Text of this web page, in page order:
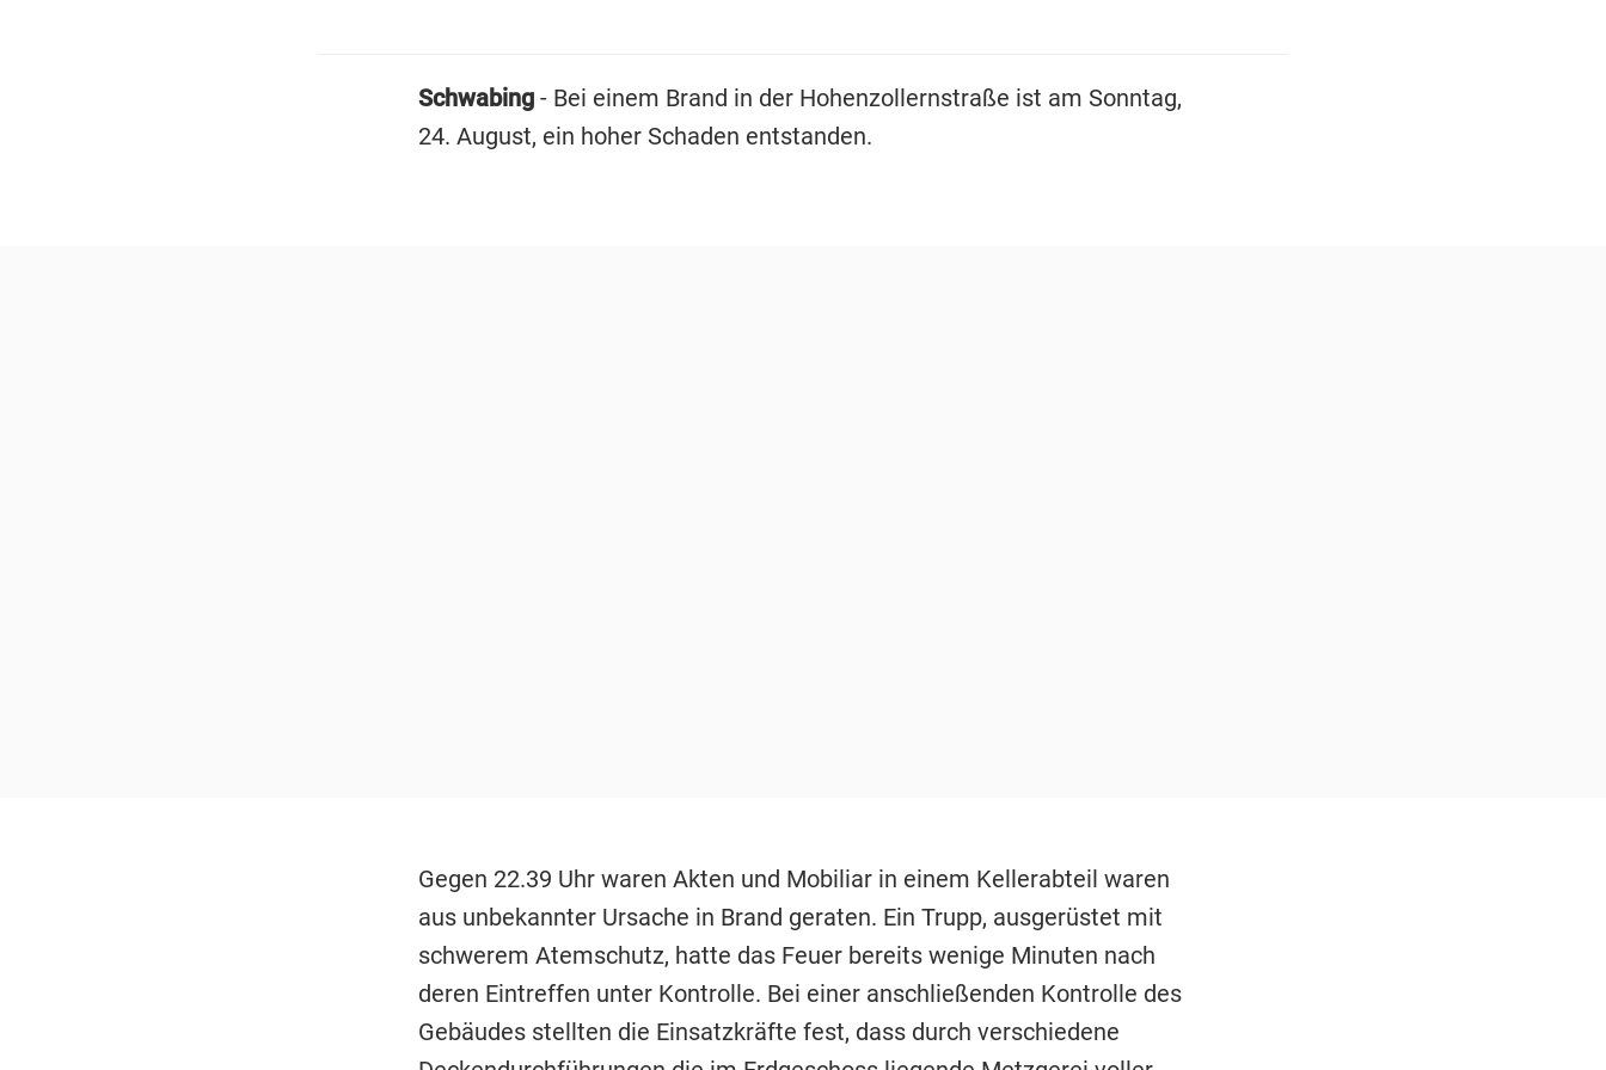
Schwabing- Bei einem Brand in der Hohenzollernstraße ist am Sonntag,
24. August, ein hoher Schaden entstanden.
Gegen 22.39 Uhr waren Akten und Mobiliar in einem Kellerabteil waren
aus unbekannter Ursache in Brand geraten. Ein Trupp, ausgerüstet mit
schwerem Atemschutz, hatte das Feuer bereits wenige Minuten nach
deren Eintreffen unter Kontrolle. Bei einer anschließenden Kontrolle des
Gebäudes stellten die Einsatzkräfte fest, dass durch verschiedene